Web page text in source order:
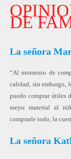
DE
La señora
“Al momento de
calidad, sin embargo,
puedo comprar útiles
mejor material al
comprarle todo, la
La señora